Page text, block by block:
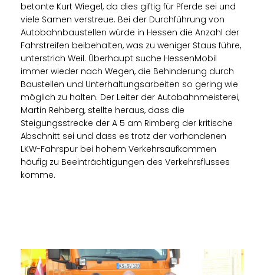
betonte Kurt Wiegel, da dies giftig für Pferde sei und
viele Samen verstreue. Bei der Durchführung von
Autobahnbaustellen würde in Hessen die Anzahl der
Fahrstreifen beibehalten, was zu weniger Staus führe,
unterstrich Weil. Überhaupt suche HessenMobil
immer wieder nach Wegen, die Behinderung durch
Baustellen und Unterhaltungsarbeiten so gering wie
möglich zu halten. Der Leiter der Autobahnmeisterei,
Martin Rehberg, stellte heraus, dass die
Steigungsstrecke der A 5 am Rimberg der kritische
Abschnitt sei und dass es trotz der vorhandenen
LKW-Fahrspur bei hohem Verkehrsaufkommen
häufig zu Beeinträchtigungen des Verkehrsflusses
komme.